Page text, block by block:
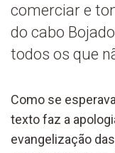
comerciar e
do cabo
todos os que
Como se
texto faz a
evangelização